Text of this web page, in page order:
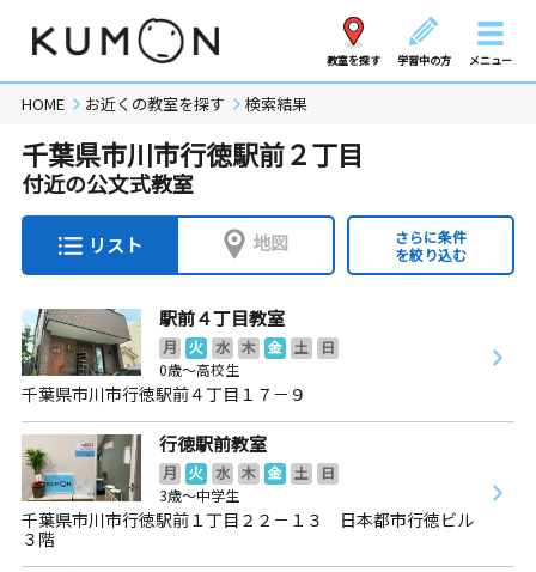
教室を探す 学習中の方 メニュー
HOME お近くの教室を探す 検索結果
千葉県市川市行徳駅前２丁目
付近の公文式教室
リスト 地図
さらに条件
を絞り込む
駅前４丁目教室
月 火 水 木 金 土
日
0歳～高校生
千葉県市川市行徳駅前４丁目１７－９
行徳駅前教室
月 火 水 木 金 土
日
3歳～中学生
千葉県市川市行徳駅前１丁目２２－１３ 日本都市行徳ビル
３階